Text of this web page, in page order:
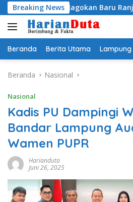
Langsung
ke
konten
Breaking News
Jagokan Baru Ranji Tiga Besar
Beranda Berita Utama Lampung
Beranda Nasional
Nasional
Kadis PU Dampingi
Bandar Lampung
Wamen PUPR
Harianduta
Juni 26, 2025